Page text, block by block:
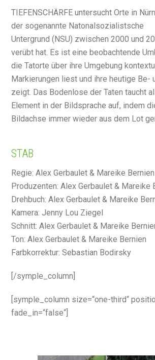
TIEFENSCHÄRFE untersucht Orte in
der sogenannte Natonalsozialistsche
Untergrund (NSU) zwischen 2000 und
verübt hat. Es ist eine beobachtende
die Tatorte über ihre Umgebung
Markierungen liest und ihre heutige Be-
zeigt. Das Bodenlose der Taten taucht
Element in der Bildsprache auf, indem
Bildachse immer wieder aus dem Lot
STAB
Regie: Alex Gerbaulet & Mareike Bernien
Produzenten: Alex Gerbaulet & Mareike
Drehbuch: Alex Gerbaulet & Mareike
Kamera: Jenny Lou Ziegel
Schnitt: Alex Gerbaulet & Mareike
Ton: Alex Gerbaulet & Mareike Bernien
Farbkorrektur: Sebastian Bodirsky
[/symple_column]
[symple_column size=“one-third“
fade_in=“false“]